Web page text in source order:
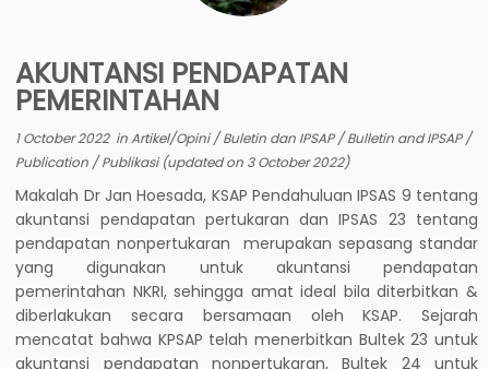
AKUNTANSI PENDAPATAN
PEMERINTAHAN
1 October 2022inArtikel/Opini/Buletin dan IPSAP/Bulletin and IPSAP/
Publication /Publikasi(updated on 3 October 2022)
Makalah Dr Jan Hoesada, KSAP Pendahuluan IPSAS 9 tentang
akuntansi pendapatan pertukaran dan IPSAS 23 tentang
pendapatan nonpertukaran merupakan sepasang standar
yang digunakan untuk akuntansi pendapatan
pemerintahan NKRI, sehingga amat ideal bila diterbitkan &
diberlakukan secara bersamaan oleh KSAP. Sejarah
mencatat bahwa KPSAP telah menerbitkan Bultek 23 untuk
akuntansi pendapatan nonpertukaran, Bultek 24 untuk